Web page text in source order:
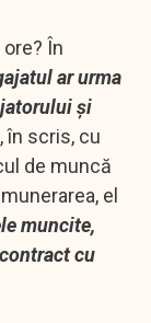
În
ar urma
și
în scris, cu
de muncă
el
muncite,
cu